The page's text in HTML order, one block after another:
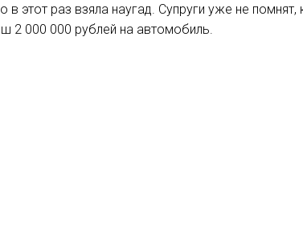
этот раз взяла наугад. Супруги уже не помнят,
2 000 000 рублей на автомобиль.